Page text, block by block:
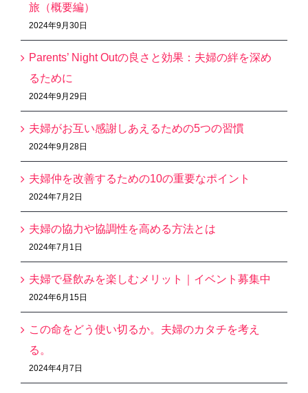
旅（概要編）
2024年9月30日
Parents’ Night Outの良さと効果：夫婦の絆を深め
るために
2024年9月29日
夫婦がお互い感謝しあえるための5つの習慣
2024年9月28日
夫婦仲を改善するための10の重要なポイント
2024年7月2日
夫婦の協力や協調性を高める方法とは
2024年7月1日
夫婦で昼飲みを楽しむメリット｜イベント募集中
2024年6月15日
この命をどう使い切るか。夫婦のカタチを考え
る。
2024年4月7日